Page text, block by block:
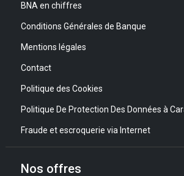
BNA en chiffres
Conditions Générales de Banque
Mentions légales
Contact
Politique des Cookies
Politique De Protection Des Données à
Fraude et escroquerie via Internet
Nos offres